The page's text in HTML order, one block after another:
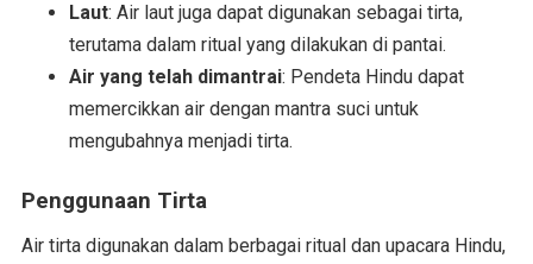
Laut: Air laut juga dapat digunakan sebagai tirta,
terutama dalam ritual yang dilakukan di pantai.
Air yang telah dimantrai: Pendeta Hindu dapat
memercikkan air dengan mantra suci untuk
mengubahnya menjadi tirta.
Penggunaan Tirta
Air tirta digunakan dalam berbagai ritual dan upacara Hindu,